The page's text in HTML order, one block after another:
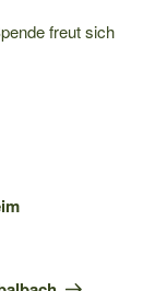
freut sich